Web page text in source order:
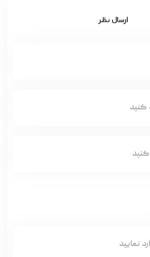
ارسال نظر